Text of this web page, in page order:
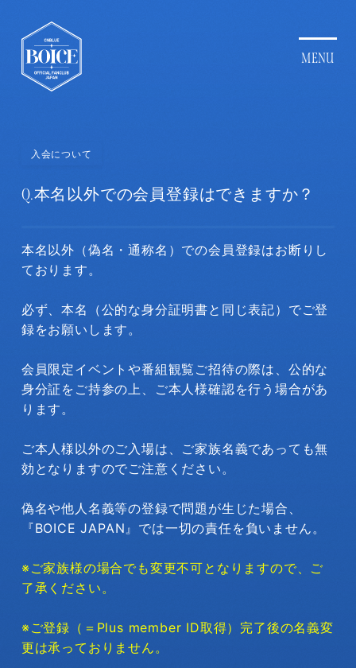
入会について
Q.本名以外での会員登録はできますか？
本名以外（偽名・通称名）での会員登録はお断りし
ております。
必ず、本名（公的な身分証明書と同じ表記）でご登
録をお願いします。
会員限定イベントや番組観覧ご招待の際は、公的な
身分証をご持参の上、ご本人様確認を行う場合があ
ります。
ご本人様以外のご入場は、ご家族名義であっても無
効となりますのでご注意ください。
偽名や他人名義等の登録で問題が生じた場合、
『BOICE JAPAN』では一切の責任を負いません。
※ご家族様の場合でも変更不可となりますので、ご
了承ください。
※ご登録（＝Plus member ID取得）完了後の名義変
更は承っておりません。